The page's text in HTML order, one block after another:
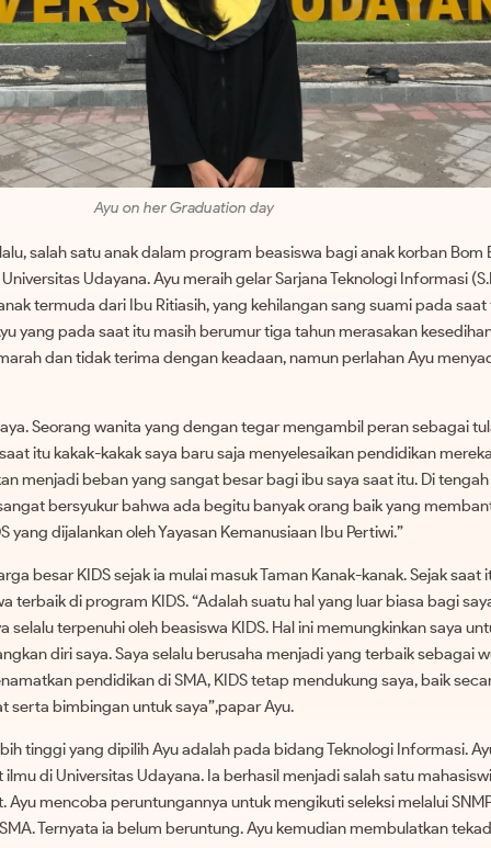
Ayu on her Graduation day
salah satu anak dalam program beasiswa bagi anak korban Bom
Udayana. Ayu meraih gelar Sarjana Teknologi Informasi
termuda dari Ibu Ritiasih, yang kehilangan sang suami pada
yang pada saat itu masih berumur tiga tahun merasakan
dan tidak terima dengan keadaan, namun perlahan Ayu
Seorang wanita yang dengan tegar mengambil peran sebagai
itu kakak-kakak saya baru saja menyelesaikan pendidikan
menjadi beban yang sangat besar bagi ibu saya saat itu. Di tengah
bersyukur bahwa ada begitu banyak orang baik yang
yang dijalankan oleh Yayasan Kemanusiaan Ibu Pertiwi.”
besar KIDS sejak ia mulai masuk Taman Kanak-kanak. Sejak saat
terbaik di program KIDS. “Adalah suatu hal yang luar biasa bagi
selalu terpenuhi oleh beasiswa KIDS. Hal ini memungkinkan saya
diri saya. Saya selalu berusaha menjadi yang terbaik sebagai
pendidikan di SMA, KIDS tetap mendukung saya, baik
serta bimbingan untuk saya”,papar Ayu.
tinggi yang dipilih Ayu adalah pada bidang Teknologi Informasi.
di Universitas Udayana. Ia berhasil menjadi salah satu
mencoba peruntungannya untuk mengikuti seleksi melalui
Ternyata ia belum beruntung. Ayu kemudian membulatkan